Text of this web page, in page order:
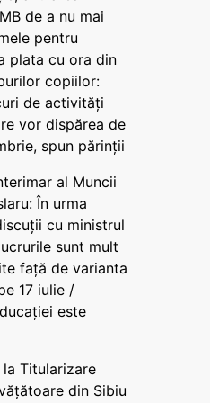
de a nu mai
pentru
plata cu ora din
copiilor:
de activități
vor dispărea de
spun părinții
al Muncii
În urma
cu ministrul
sunt mult
față de varianta
17 iulie /
este
Titularizare
din Sibiu